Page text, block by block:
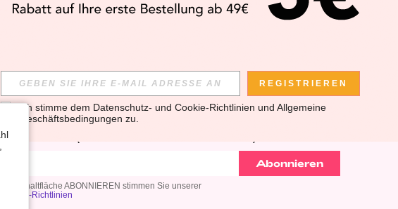
AUF APP
UNSEREN NEWSLETTER ANMELDEST, KANNST DU DIE NEUESTEN TRENDS
ERFAHREN (DU KANNST DICH JEDERZEIT ABMELDEN).
Schaltfläche ABONNIEREN stimmen Sie unserer
Richtlinien
Abonnieren
REGISTRIEREN
Ich stimme dem Datenschutz- und Cookie-Richtlinien und Allgemeine
Geschäftsbedingungen zu.